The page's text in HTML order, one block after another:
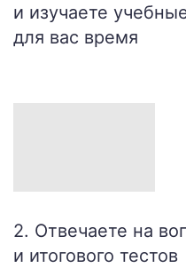
и изучаете
для вас время
2. Отвечаете на
и итогового тестов